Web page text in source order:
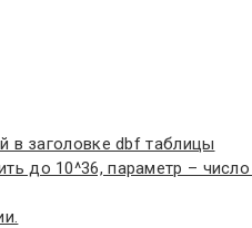
в заголовке dbf таблицы
до 10^36, параметр – число